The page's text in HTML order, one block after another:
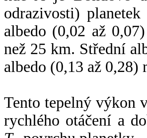
odrazivosti)
albedo (0,02 až
než 25 km. Střední
albedo (0,13 až 0,28)
Tento tepelný výkon
rychlého otáčení a